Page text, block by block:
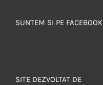
SUNTEM SI PE FACEBOOK
SITE DEZVOLTAT DE